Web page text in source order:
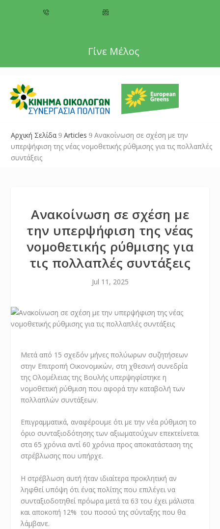
Γίνε Μέλος
Αρχική Σελίδα 9 Articles 9 Ανακοίνωση σε σχέση με την
υπερψήφιση της νέας νομοθετικής ρύθμισης για τις πολλαπλές
συντάξεις
Ανακοίνωση σε σχέση με
την υπερψήφιση της νέας
νομοθετικής ρύθμισης για
τις πολλαπλές συντάξεις
Jul 11, 2025
Μετά από 15 σχεδόν μήνες πολύωρων συζητήσεων
στην Επιτροπή Οικονομικών, στη χθεσινή συνεδρία
της Ολομέλειας της Βουλής υπερψηφίστηκε η
νομοθετική ρύθμιση που αφορά την καταβολή των
πολλαπλών συντάξεων.
Επιγραμματικά, αναφέρουμε ότι με την νέα ρύθμιση το
όριο συνταξιοδότησης των αξιωματούχων επεκτείνεται
στα 65 χρόνια αντί 60 χρόνια προς αποκατάσταση της
στρέβλωσης που υπήρχε.
Η στρέβλωση αυτή ήταν ιδιαίτερα προκλητική αν
ληφθεί υπόψη ότι ένας πολίτης που επιλέγει να
συνταξιοδοτηθεί πρόωρα μετά τα 63 του έχει μάλιστα
και αποκοπή 12% του ποσού της σύνταξης που θα
λάμβανε.